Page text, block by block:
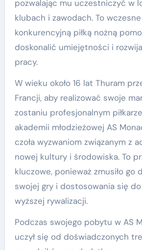
pozwalając mu uczestniczyć w
klubach i zawodach. To
konkurencyjną piłką nożną
doskonalić umiejętności i
pracy.
W wieku około 16 lat Thuram
Francji, aby realizować swoje
zostaniu profesjonalnym
akademii młodzieżowej AS
czoła wyzwaniom związanym z
nowej kultury i środowiska. To
kluczowe, ponieważ zmusiło go
swojej gry i dostosowania się
wyższej rywalizacji.
Podczas swojego pobytu w AS
uczył się od doświadczonych